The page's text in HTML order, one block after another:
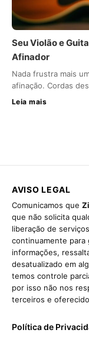
Seu Violão e
Afinador
Nada frustra mais
afinação. Cordas
Leia mais
AVISO LEGAL
Comunicamos que
que não solicita
liberação de
continuamente para
informações,
desatualizado em
temos controle
por isso não nos
terceiros e
Política de